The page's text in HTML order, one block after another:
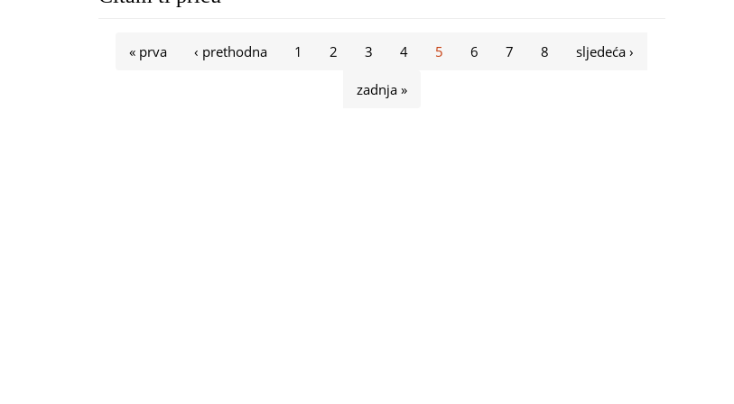
Stranice
« prva ‹ prethodna 1 2 3 4 5 6 7 8 sljedeća ›
zadnja »